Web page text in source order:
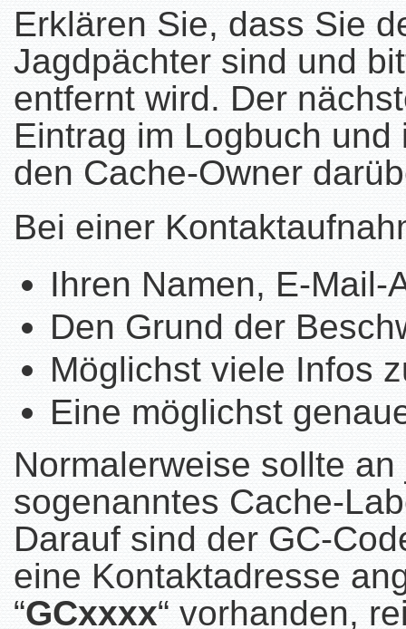
Erklären Sie, dass Sie
Jagdpächter sind und
entfernt wird. Der
Eintrag im Logbuch
den Cache-Owner
Bei einer
Ihren Namen, E-Mail-
Den Grund der
Möglichst viele Infos
Eine möglichst
Normalerweise sollte
sogenanntes Cache-
Darauf sind der GC-
eine Kontaktadresse
“GCxxxx“ vorhanden,